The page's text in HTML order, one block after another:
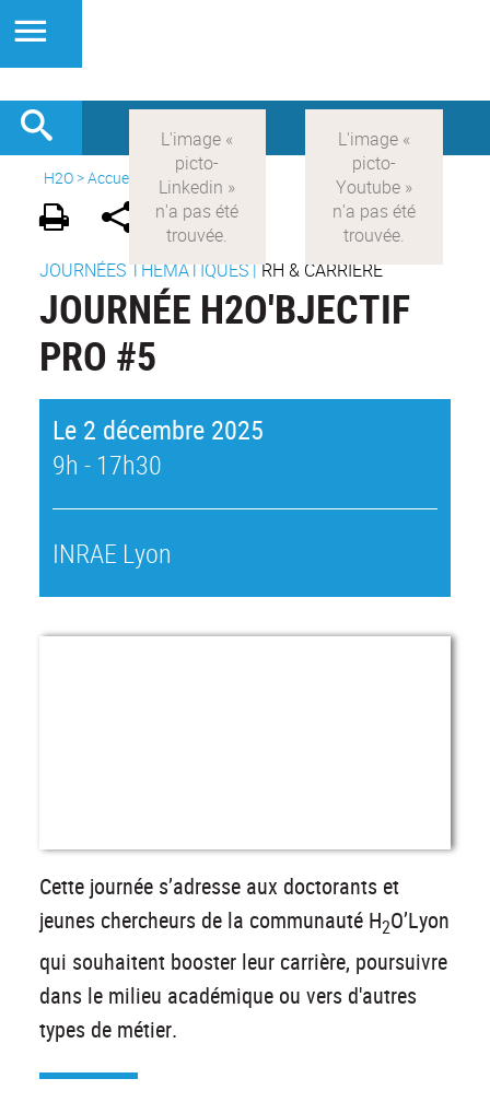
H2O>Accueil Actualités
JOURNÉES THÉMATIQUES | RH & CARRIÈRE
JOURNÉE H2O'BJECTIF
PRO #5
Le 2 décembre 2025
9h - 17h30
INRAE Lyon
Cette journée s’adresse aux doctorants et
jeunes chercheurs de la communauté H2O’Lyon
qui souhaitent booster leur carrière, poursuivre
dans le milieu académique ou vers d'autres
types de métier.